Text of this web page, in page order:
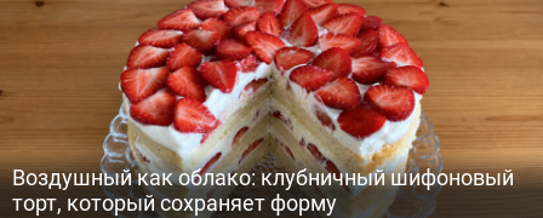
Воздушный как облако: клубничный шифоновый
торт, который сохраняет форму